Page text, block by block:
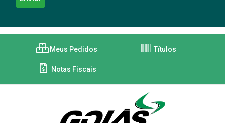
Meus Pedidos Títulos
Notas Fiscais